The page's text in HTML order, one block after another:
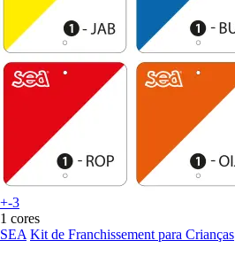
+-3
1 cores
SEA Kit de Franchissement para Crianças